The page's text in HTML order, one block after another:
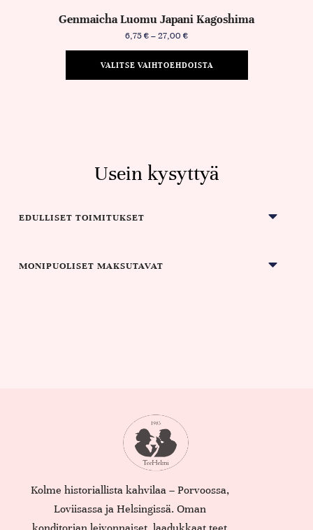
Genmaicha Luomu Japani Kagoshima
6,75€–27,00 €
VALITSE VAIHTOEHDOISTA
Usein kysyttyä
EDULLISET TOIMITUKSET
MONIPUOLISET MAKSUTAVAT
Kolme historiallista kahvilaa – Porvoossa,
Loviisassa ja Helsingissä. Oman